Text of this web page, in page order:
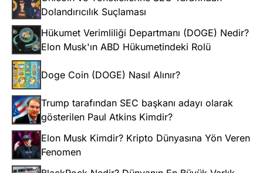
Dolandırıcılık Suçlaması
Hükumet Verimliliği Departmanı (DOGE) Nedir?
Elon Musk'ın ABD Hükumetindeki Rolü
Doge Coin (DOGE) Nasıl Alınır?
Trump tarafından SEC başkanı adayı olarak
gösterilen Paul Atkins Kimdir?
Elon Musk Kimdir? Kripto Dünyasına Yön Veren
Fenomen